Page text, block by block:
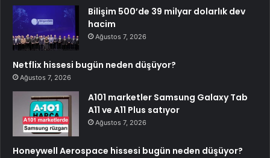
Bilişim 500’de 39 milyar dolarlık dev
hacim
Ağustos 7, 2026
Netflix hissesi bugün neden düşüyor?
Ağustos 7, 2026
A101 marketler Samsung Galaxy Tab
A11 ve A11 Plus satıyor
Ağustos 7, 2026
Honeywell Aerospace hissesi bugün neden düşüyor?